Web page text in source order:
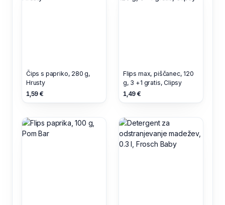
Čips s papriko, 280 g,
Hrusty
1,59 €
Flips max, piščanec, 120
g, 3 +1 gratis, Clipsy
1,49 €